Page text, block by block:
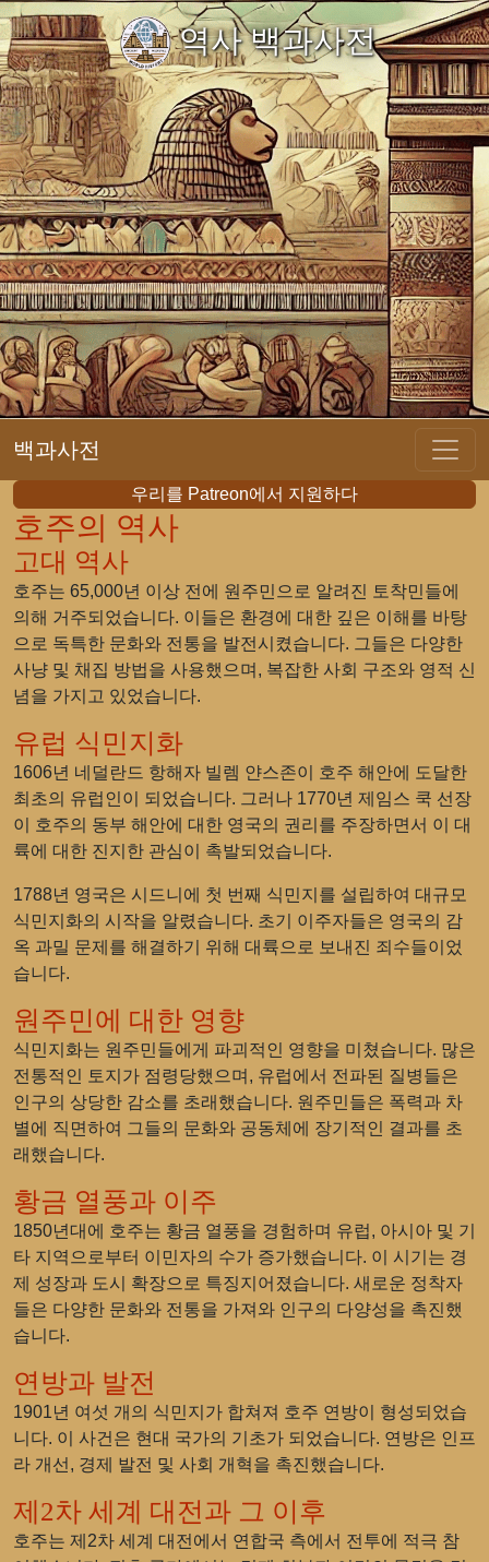
역사 백과사전
백과사전
우리를 Patreon에서 지원하다
호주의 역사
고대 역사
호주는 65,000년 이상 전에 원주민으로 알려진 토착민들에
의해 거주되었습니다. 이들은 환경에 대한 깊은 이해를 바탕
으로 독특한 문화와 전통을 발전시켰습니다. 그들은 다양한
사냥 및 채집 방법을 사용했으며, 복잡한 사회 구조와 영적 신
념을 가지고 있었습니다.
유럽 식민지화
1606년 네덜란드 항해자 빌렘 얀스존이 호주 해안에 도달한
최초의 유럽인이 되었습니다. 그러나 1770년 제임스 쿡 선장
이 호주의 동부 해안에 대한 영국의 권리를 주장하면서 이 대
륙에 대한 진지한 관심이 촉발되었습니다.
1788년 영국은 시드니에 첫 번째 식민지를 설립하여 대규모
식민지화의 시작을 알렸습니다. 초기 이주자들은 영국의 감
옥 과밀 문제를 해결하기 위해 대륙으로 보내진 죄수들이었
습니다.
원주민에 대한 영향
식민지화는 원주민들에게 파괴적인 영향을 미쳤습니다. 많은
전통적인 토지가 점령당했으며, 유럽에서 전파된 질병들은
인구의 상당한 감소를 초래했습니다. 원주민들은 폭력과 차
별에 직면하여 그들의 문화와 공동체에 장기적인 결과를 초
래했습니다.
황금 열풍과 이주
1850년대에 호주는 황금 열풍을 경험하며 유럽, 아시아 및 기
타 지역으로부터 이민자의 수가 증가했습니다. 이 시기는 경
제 성장과 도시 확장으로 특징지어졌습니다. 새로운 정착자
들은 다양한 문화와 전통을 가져와 인구의 다양성을 촉진했
습니다.
연방과 발전
1901년 여섯 개의 식민지가 합쳐져 호주 연방이 형성되었습
니다. 이 사건은 현대 국가의 기초가 되었습니다. 연방은 인프
라 개선, 경제 발전 및 사회 개혁을 촉진했습니다.
제2차 세계 대전과 그 이후
호주는 제2차 세계 대전에서 연합국 측에서 전투에 적극 참